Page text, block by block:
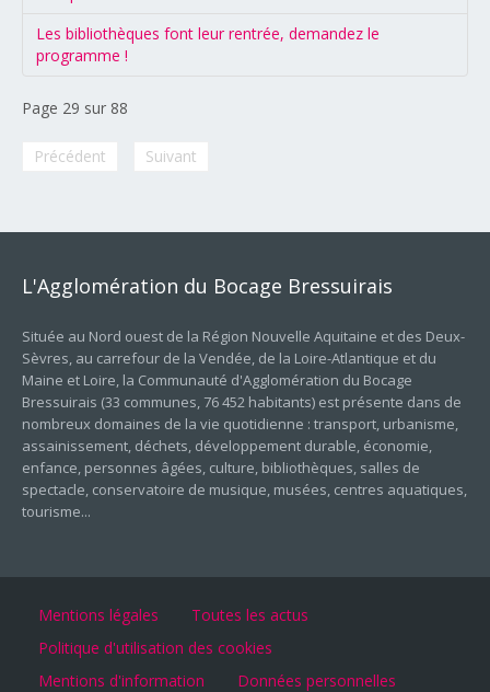
Les bibliothèques font leur rentrée, demandez le
programme !
Page 29 sur 88
Précédent Suivant
L'Agglomération du Bocage Bressuirais
Située au Nord ouest de la Région Nouvelle Aquitaine et des Deux-
Sèvres, au carrefour de la Vendée, de la Loire-Atlantique et du
Maine et Loire, la Communauté d'Agglomération du Bocage
Bressuirais (33 communes, 76 452 habitants) est présente dans de
nombreux domaines de la vie quotidienne : transport, urbanisme,
assainissement, déchets, développement durable, économie,
enfance, personnes âgées, culture, bibliothèques, salles de
spectacle, conservatoire de musique, musées, centres aquatiques,
tourisme...
Mentions légales
Toutes les actus
Politique d'utilisation des cookies
Mentions d'information
Données personnelles